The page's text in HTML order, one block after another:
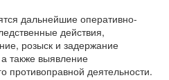
дальнейшие оперативно-
действия,
розыск и задержание
также выявление
противоправной деятельности.